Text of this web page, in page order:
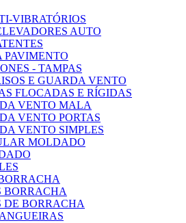
VIBRATÓRIOS
AUTO
PAVIMENTO
- TAMPAS
E GUARDA VENTO
FLOCADAS E RÍGIDAS
VENTO MALA
VENTO PORTAS
VENTO SIMPLES
MOLDADO
BORRACHA
DE BORRACHA